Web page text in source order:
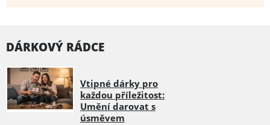
DÁRKOVÝ RÁDCE
Vtipné dárky pro
každou příležitost:
Umění darovat s
úsměvem